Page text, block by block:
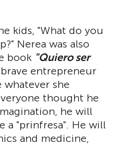
kids, "What do you
Nerea was also
book "Quiero ser
entrepreneur
she
thought he
he will
a "prinfresa". He will
and medicine,